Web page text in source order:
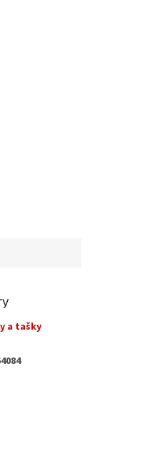
a tašky